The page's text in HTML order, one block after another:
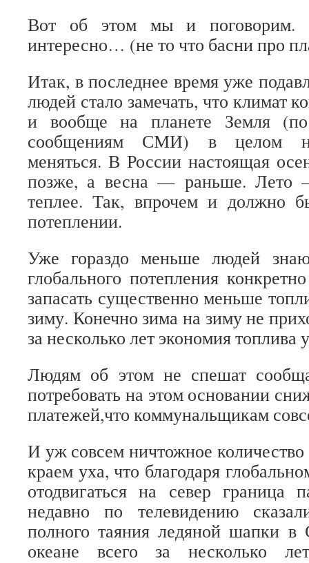
Вот об этом мы и поговорим.
интересно… (не то что басни про
Итак, в последнее время уже
людей стало замечать, что климат
и вообще на планете Земля
сообщениям СМИ) в целом
меняться. В России настоящая
позже, а весна — раньше.
теплее. Так, впрочем и должно
потеплении.
Уже гораздо меньше людей
глобального потепления
запасать существенно меньше
зиму. Конечно зима на зиму не
за несколько лет экономия топлива
Людям об этом не спешат
потребовать на этом основании
платежей,что коммунальщикам
И уж совсем ничтожное
краем уха, что благодаря
отодвигаться на север граница
недавно по телевидению
полного таяния ледяной шапки в
океане всего за несколько